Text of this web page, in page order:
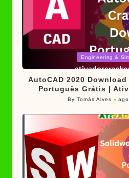
in
Engineering &
AutoCAD 2020
Português Grátis |
Posted
ByTomás Alves